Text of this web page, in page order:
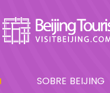
SOBRE BEIJING